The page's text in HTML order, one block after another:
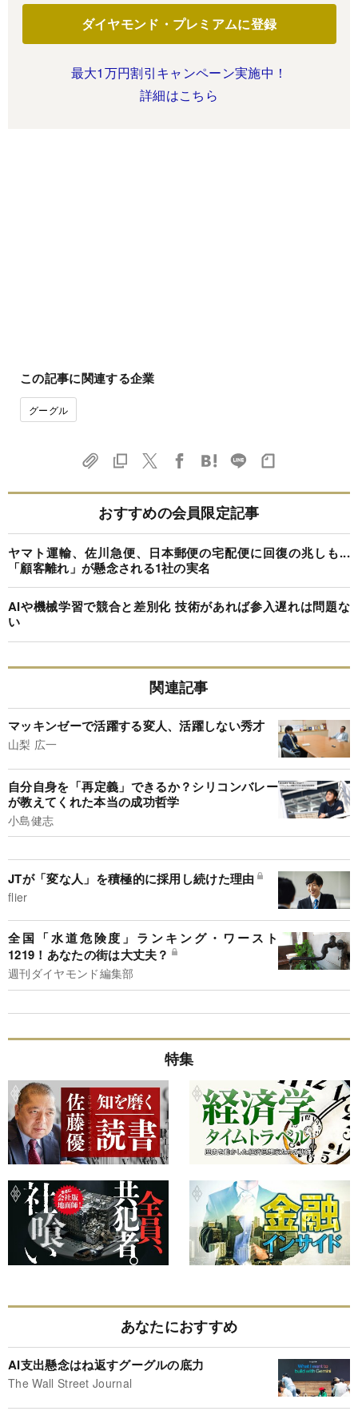
ダイヤモンド・プレミアムに登録
最大1万円割引キャンペーン実施中！
詳細はこちら
この記事に関連する企業
グーグル
おすすめの会員限定記事
ヤマト運輸、佐川急便、日本郵便の宅配便に回復の兆しも...
「顧客離れ」が懸念される1社の実名
AIや機械学習で競合と差別化 技術があれば参入遅れは問題な
い
関連記事
マッキンゼーで活躍する変人、活躍しない秀才
山梨 広一
自分自身を「再定義」できるか？シリコンバレー
が教えてくれた本当の成功哲学
小島健志
JTが「変な人」を積極的に採用し続けた理由
flier
全国「水道危険度」ランキング・ワースト
1219！あなたの街は大丈夫？
週刊ダイヤモンド編集部
特集
あなたにおすすめ
AI支出懸念はね返すグーグルの底力
The Wall Street Journal